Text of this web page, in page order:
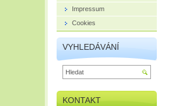
Impressum
Cookies
VYHLEDÁVÁNÍ
KONTAKT